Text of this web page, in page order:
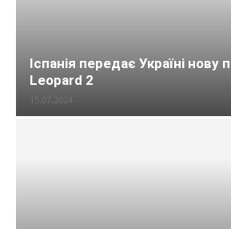
Іспанія передає Україні нову
Leopard 2
15.07.2024